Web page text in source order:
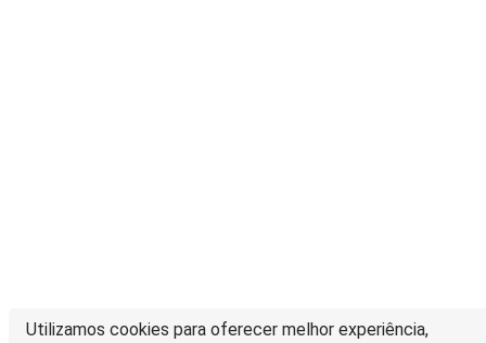
Utilizamos cookies para oferecer melhor experiência,